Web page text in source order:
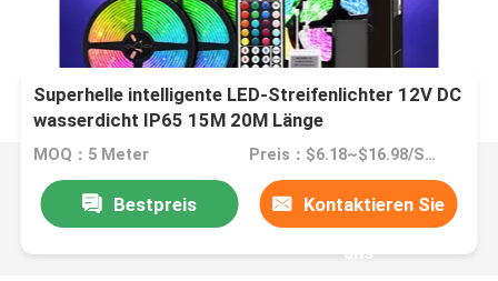
Superhelle intelligente LED-Streifenlichter 12V DC
wasserdicht IP65 15M 20M Länge
MOQ：5 Meter Preis：$6.18~$16.98/SET
Bestpreis Kontaktieren Sie
uns